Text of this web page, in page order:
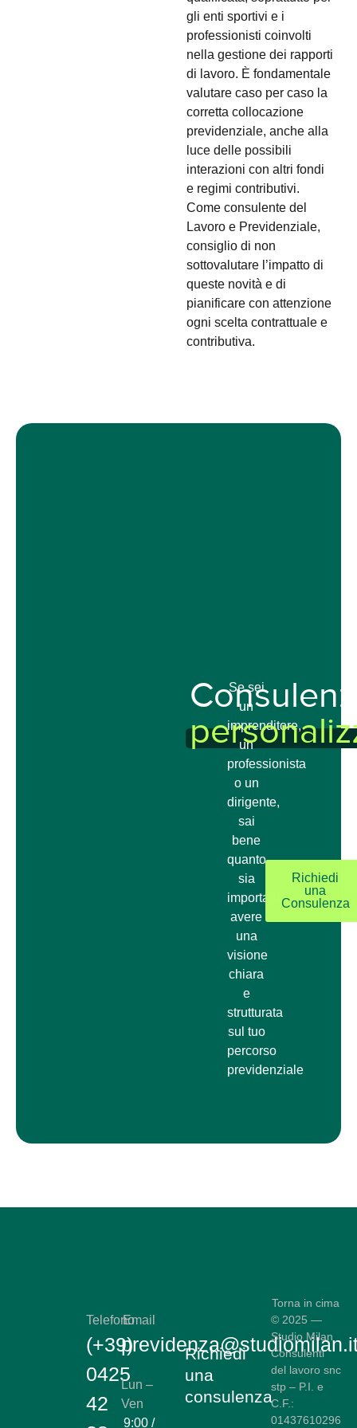
gli enti sportivi e i
professionisti coinvolti
nella gestione dei rapporti
di lavoro. È fondamentale
valutare caso per caso la
corretta collocazione
previdenziale, anche alla
luce delle possibili
interazioni con altri fondi
e regimi contributivi.
Come consulente del
Lavoro e Previdenziale,
consiglio di non
sottovalutare l’impatto di
queste novità e di
pianificare con attenzione
ogni scelta contrattuale e
contributiva.
Se sei
un
imprenditore,
un
professionista
o un
dirigente,
sai
bene
quanto
sia
importante
avere
una
visione
chiara
e
strutturata
sul tuo
percorso
previdenziale
Richiedi
una
Consulenza
Telefono
(+39)
0425
42
Email
Lun –
Ven
9:00 /
Richiedi
una
consulenza
Torna in cima
© 2025 —
Studio Milan
Consulenti
del lavoro snc
stp – P.I. e
C.F.:
01437610296